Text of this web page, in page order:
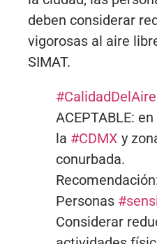
deben considerar
vigorosas al aire
SIMAT.
#CalidadDelAire
ACEPTABLE:
la #CDMX y
conurbada.
Personas
Considerar